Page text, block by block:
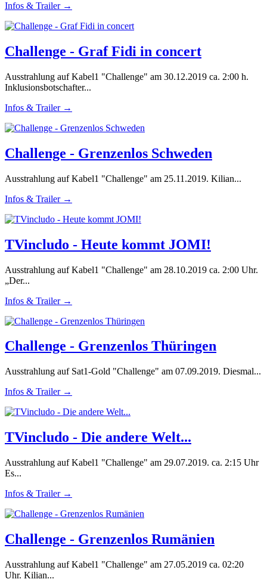
Infos & Trailer →
Challenge - Graf Fidi in concert
Ausstrahlung auf Kabel1 "Challenge" am 30.12.2019 ca. 2:00 h.
Inklusionsbotschafter...
Infos & Trailer →
Challenge - Grenzenlos Schweden
Ausstrahlung auf Kabel1 "Challenge" am 25.11.2019. Kilian...
Infos & Trailer →
TVincludo - Heute kommt JOMI!
Ausstrahlung auf Kabel1 "Challenge" am 28.10.2019 ca. 2:00 Uhr.
„Der...
Infos & Trailer →
Challenge - Grenzenlos Thüringen
Ausstrahlung auf Sat1-Gold "Challenge" am 07.09.2019. Diesmal...
Infos & Trailer →
TVincludo - Die andere Welt...
Ausstrahlung auf Kabel1 "Challenge" am 29.07.2019. ca. 2:15 Uhr
Es...
Infos & Trailer →
Challenge - Grenzenlos Rumänien
Ausstrahlung auf Kabel1 "Challenge" am 27.05.2019 ca. 02:20
Uhr. Kilian...